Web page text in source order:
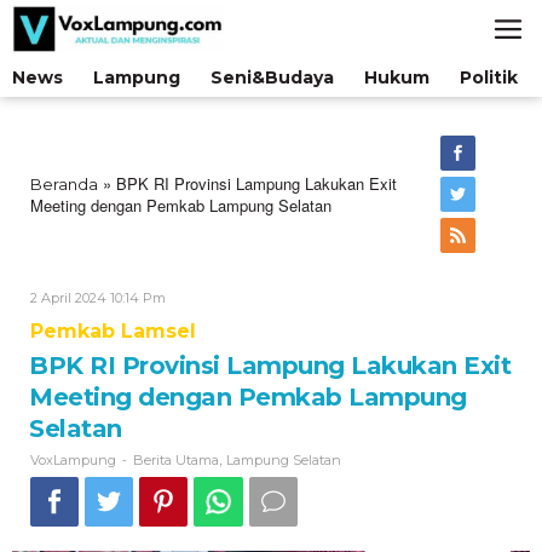
Lewati
konten
News
Lampung Seni&Budaya Hukum Politik
Beranda » BPK RI Provinsi Lampung Lakukan Exit
Meeting dengan Pemkab Lampung Selatan
2 April 2024 10:14 Pm
Pemkab Lamsel
BPK RI Provinsi Lampung Lakukan Exit
Meeting dengan Pemkab Lampung
Selatan
VoxLampung - Berita Utama Lampung Selatan